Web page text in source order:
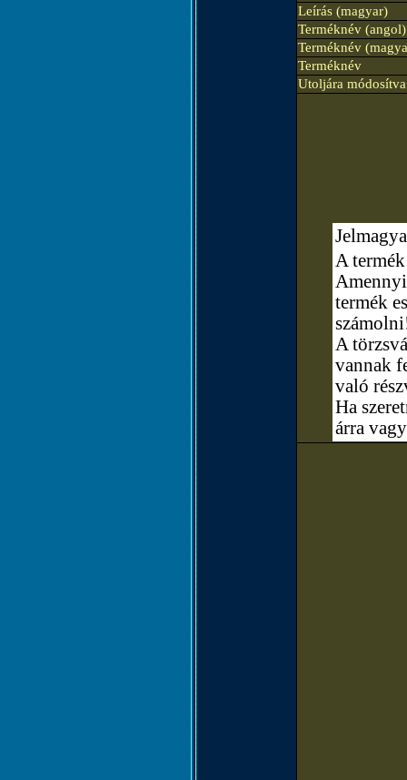
Leírás (magyar)
Terméknév (angol)
Terméknév
Terméknév
Utoljára
A
termék
A
vannak
való
Ha
árra